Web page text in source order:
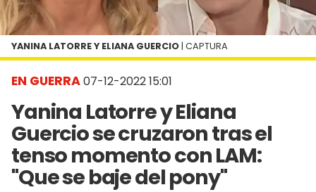
EN GUERRA07-12-2022 15:01
Yanina Latorre y Eliana
Guercio se cruzaron tras el
tenso momento con LAM:
"Que se baje del pony"
YANINA LATORRE Y ELIANA GUERCIO | CAPTURA